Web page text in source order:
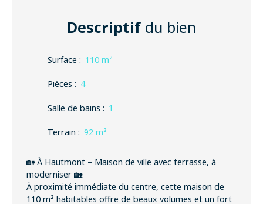
Descriptifdu bien
Surface : 110 m²
Pièces : 4
Salle de bains : 1
Terrain : 92 m²
🏡 À Hautmont – Maison de ville avec terrasse, à
moderniser 🏡
À proximité immédiate du centre, cette maison de
110 m² habitables offre de beaux volumes et un fort